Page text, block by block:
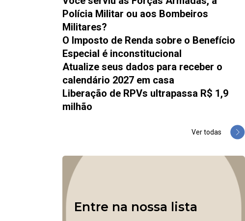
Polícia Militar ou aos Bombeiros
Militares?
O Imposto de Renda sobre o Benefício
Especial é inconstitucional
Atualize seus dados para receber o
calendário 2027 em casa
Liberação de RPVs ultrapassa R$ 1,9
milhão
Ver todas
Entre na nossa lista